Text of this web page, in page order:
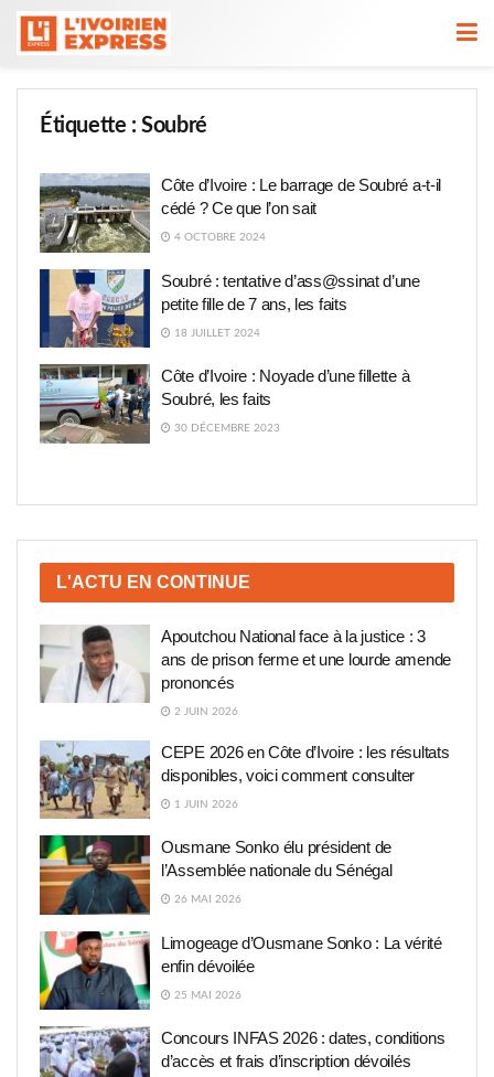
Étiquette :Soubré
Côte d’Ivoire : Le barrage de Soubré a-t-il
cédé ? Ce que l’on sait
4 OCTOBRE 2024
Soubré : tentative d’ass@ssinat d’une
petite fille de 7 ans, les faits
18 JUILLET 2024
Côte d’Ivoire : Noyade d’une fillette à
Soubré, les faits
30 DÉCEMBRE 2023
L'ACTU EN CONTINUE
Apoutchou National face à la justice : 3
ans de prison ferme et une lourde amende
prononcés
2 JUIN 2026
CEPE 2026 en Côte d’Ivoire : les résultats
disponibles, voici comment consulter
1 JUIN 2026
Ousmane Sonko élu président de
l’Assemblée nationale du Sénégal
26 MAI 2026
Limogeage d’Ousmane Sonko : La vérité
enfin dévoilée
25 MAI 2026
Concours INFAS 2026 : dates, conditions
d’accès et frais d’inscription dévoilés